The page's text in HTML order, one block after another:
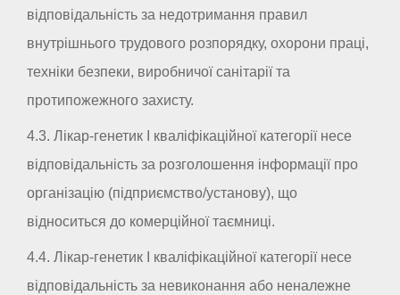
відповідальність за недотримання правил
внутрішнього трудового розпорядку, охорони праці,
техніки безпеки, виробничої санітарії та
протипожежного захисту.
4.3. Лікар-генетик I кваліфікаційної категорії несе
відповідальність за розголошення інформації про
організацію (підприємство/установу), що
відноситься до комерційної таємниці.
4.4. Лікар-генетик I кваліфікаційної категорії несе
відповідальність за невиконання або неналежне